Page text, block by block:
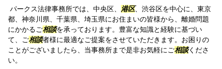
パークス法律事務所では、中央区、 港区、渋谷区を中心に、東京
都、神奈川県、千葉県、埼玉県にお住まいの皆様から、離婚問題
にかかるご相談を承っております。豊富な知識と経験に基づい
て、ご相談者様に最適なご提案をさせていただきます。お困りの
ことがございましたら、当事務所まで是非お気軽にご相談くださ
い。